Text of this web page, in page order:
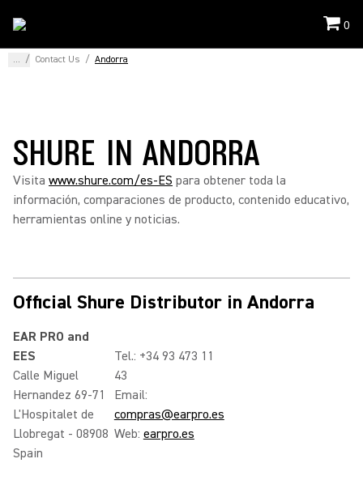
0
... / Contact Us / Andorra
SHURE IN ANDORRA
Visita www.shure.com/es-ES para obtener toda la
información, comparaciones de producto, contenido educativo,
herramientas online y noticias.
Official Shure Distributor in Andorra
EAR PRO and
EES
Calle Miguel
Hernandez 69-71
L'Hospitalet de
Llobregat - 08908
Spain
Tel.: +34 93 473 11
43
Email:
compras@earpro.es
Web: earpro.es